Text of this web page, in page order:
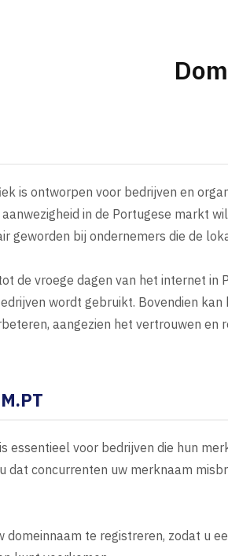
is ontworpen voor bedrijven en
in de Portugese markt
geworden bij ondernemers die de
de vroege dagen van het internet in
wordt gebruikt. Bovendien
aangezien het vertrouwen
essentieel voor bedrijven die hun
dat concurrenten uw merknaam
domeinnaam te registreren, zodat u